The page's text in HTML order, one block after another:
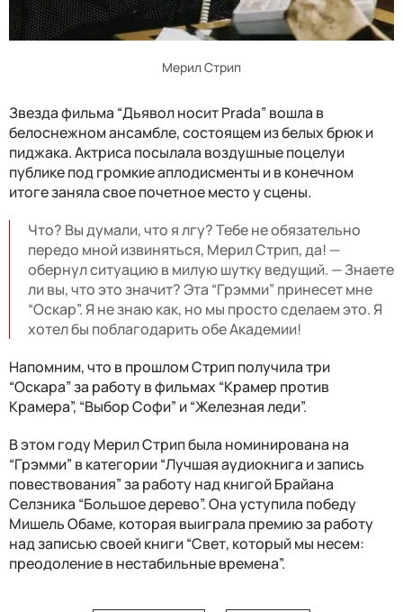
Мерил Стрип
Звезда фильма “Дьявол носит Prada” вошла в
белоснежном ансамбле, состоящем из белых брюк и
пиджака. Актриса посылала воздушные поцелуи
публике под громкие аплодисменты и в конечном
итоге заняла свое почетное место у сцены.
Что? Вы думали, что я лгу? Тебе не обязательно
передо мной извиняться, Мерил Стрип, да! —
обернул ситуацию в милую шутку ведущий. — Знаете
ли вы, что это значит? Эта “Грэмми” принесет мне
“Оскар”. Я не знаю как, но мы просто сделаем это. Я
хотел бы поблагодарить обе Академии!
Напомним, что в прошлом Стрип получила три
“Оскара” за работу в фильмах “Крамер против
Крамера”, “Выбор Софи” и “Железная леди”.
В этом году Мерил Стрип была номинирована на
“Грэмми” в категории “Лучшая аудиокнига и запись
повествования” за работу над книгой Брайана
Селзника “Большое дерево”. Она уступила победу
Мишель Обаме, которая выиграла премию за работу
над записью своей книги “Свет, который мы несем:
преодоление в нестабильные времена”.